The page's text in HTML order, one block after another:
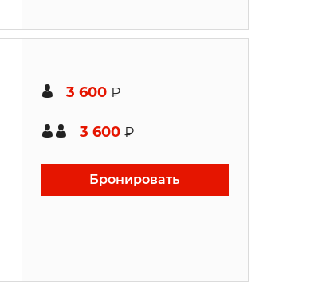
3 600 ₽
3 600 ₽
Бронировать